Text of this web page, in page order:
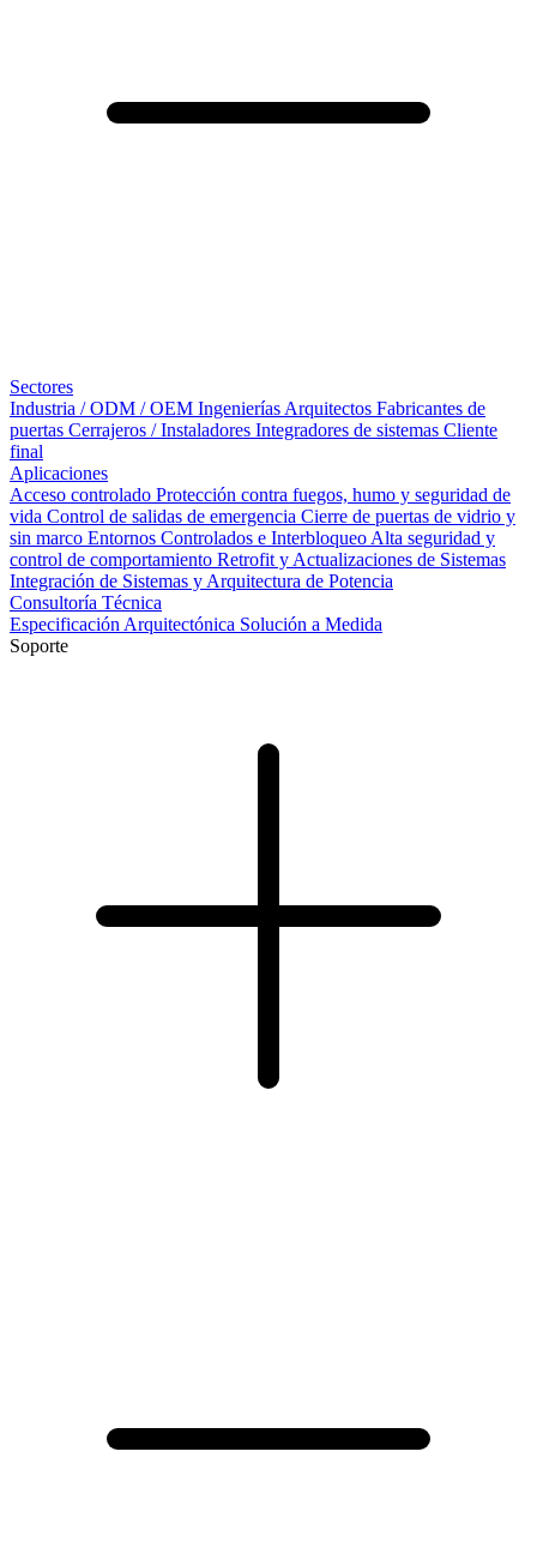
Sectores
Industria / ODM / OEM Ingenierías Arquitectos Fabricantes de
puertas Cerrajeros / Instaladores Integradores de sistemas Cliente
final
Aplicaciones
Acceso controlado Protección contra fuegos, humo y seguridad de
vida Control de salidas de emergencia Cierre de puertas de vidrio y
sin marco Entornos Controlados e Interbloqueo Alta seguridad y
control de comportamiento Retrofit y Actualizaciones de Sistemas
Integración de Sistemas y Arquitectura de Potencia
Consultoría Técnica
Especificación Arquitectónica Solución a Medida
Soporte